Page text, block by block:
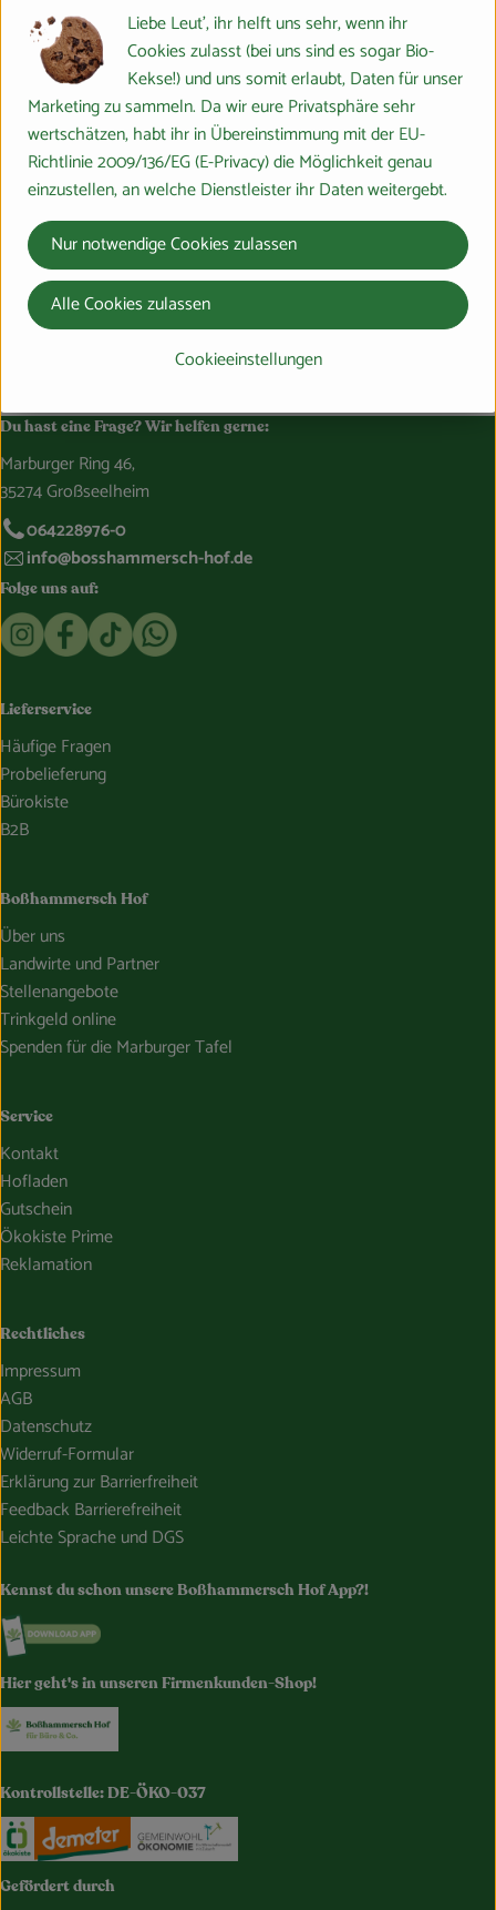
Herkunft
Hersteller: Bastiaansen Bio
Holland
Bastiaansen Bio
Du hast eine Frage? Wir helfen gerne:
Marburger Ring 46,
35274 Großseelheim
064228976-0
info@bosshammersch-hof.de
Folge uns auf:
Externer Link zu https://www.instagram.com/
Externer Link zu https://www.facebook.com/
Externer Link zu https://www.tiktok.com/
Externer Link zu https://whatsapp.com/
Lieferservice
Häufige Fragen
Probelieferung
Bürokiste
B2B
Boßhammersch Hof
Über uns
Landwirte und Partner
Stellenangebote
Trinkgeld online
Spenden für die Marburger Tafel
Service
Kontakt
Hofladen
Gutschein
Ökokiste Prime
Reklamation
Rechtliches
Impressum
AGB
Datenschutz
Widerruf-Formular
Erklärung zur Barrierfreiheit
Feedback Barrierefreiheit
Leichte Sprache und DGS
Kennst du schon unsere Boßhammersch Hof App?!
Externer Link zu https://www.bosshammersch-
Hier geht's in unseren Firmenkunden-Shop!
Kontrollstelle: DE-ÖKO-037
Externer Link zu https://www.oekokiste.de/
Externer Link zu https://www.demeter.de/
Gefördert durch
Liebe Leut', ihr helft uns sehr, wenn ihr
Cookies zulasst (bei uns sind es sogar Bio-
Kekse!) und uns somit erlaubt, Daten für unser
Marketing zu sammeln. Da wir eure Privatsphäre sehr
wertschätzen, habt ihr in Übereinstimmung mit der EU-
Richtlinie 2009/136/EG (E-Privacy) die Möglichkeit genau
einzustellen, an welche Dienstleister ihr Daten weitergebt.
Cookieeinstellungen
Nur notwendige Cookies zulassen
Alle Cookies zulassen